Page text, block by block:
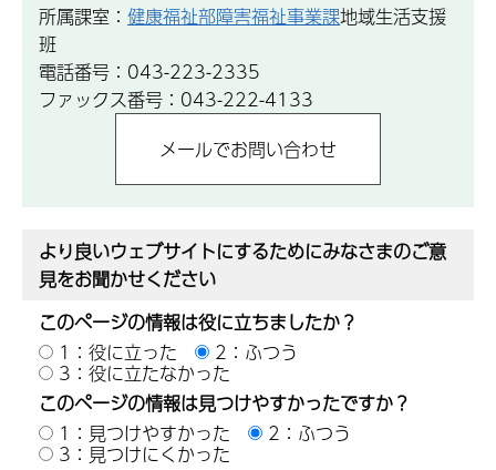
所属課室： 健康福祉部障害福祉事業課地域生活支援
班
電話番号：043-223-2335
ファックス番号：043-222-4133
より良いウェブサイトにするためにみなさまのご意
見をお聞かせください
このページの情報は役に立ちましたか？
1：役に立った
2：ふつう
3：役に立たなかった
このページの情報は見つけやすかったですか？
1：見つけやすかった
2：ふつう
3：見つけにくかった